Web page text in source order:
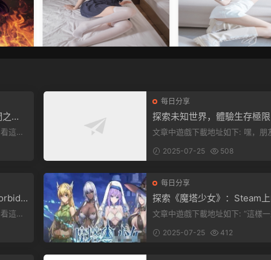
每日分享
探索未知世界，體驗生存極限
《方舟：生存飛升》v38.9中
文章中遊戲下載地址如下: 嘿，朋友
遊戲超火...
2025-07-25 508
式
每日分享
探索《魔塔少女》：Steam
美少女自走棋，戰鬥與策略的
文章中遊戲下載地址如下: “這樣一來，
說，...
2025-07-25 412